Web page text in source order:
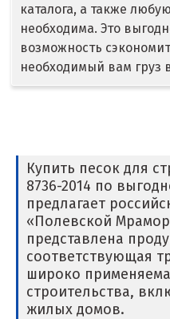
Дегтярск
Дмитров
Дубна
Е
Егорьевск
Екатеринбург
каталога, а также
необходима. Это
возможность
необходимый вам груз
Купить песок для
8736-2014 по
предлагает
«Полевской
представлена
соответствующая
широко
строительства,
жилых домов.